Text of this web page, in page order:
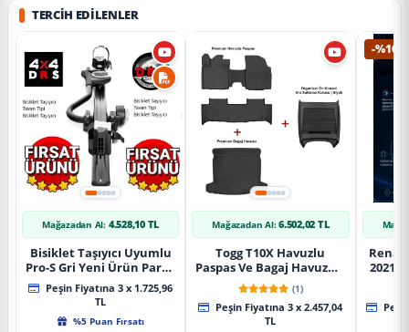
TERCIH EDILENLER
Mağazadan Al: 4.528,10 TL
Bisiklet Taşıyıcı Uyumlu
Pro-S Gri Yeni Ürün Parça
Tavan Tipi Bisiklet
Taşıyıcı
Peşin Fiyatına 3 x 1.725,96
TL
%5 Puan Fırsatı
Mağazadan Al: 6.502,02 TL
Togg T10X Havuzlu
Paspas Ve Bagaj Havuzu +
Siyah Organizer
(1)
Peşin Fiyatına 3 x 2.457,04
TL
-%10
2021